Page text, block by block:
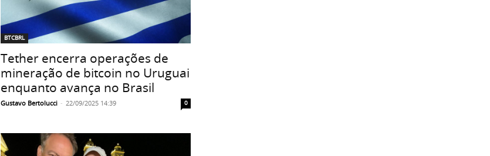
BTCBRL
Tether encerra operações de
mineração de bitcoin no Uruguai
enquanto avança no Brasil
Gustavo Bertolucci - 22/09/2025 14:39 0